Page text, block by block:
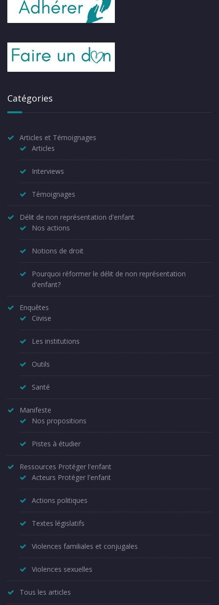
Catégories
Articles et Témoignages
Articles
Interviews
Témoignages
Délit de non représentation d'enfant
Nos actions
Notions de droit
Pourquoi réformer le délit de non représentation
d'enfant?
Enquêtes
Ciivise
Les institutions
Outils
Santé
Manifeste
Nos propositions
Pistes à étudier
Ressources Protéger l'enfant
Acteurs Protéger l'enfant
Actions politiques
Textes législatifs
Violences familiales et conjugales
Violences sexuelles
Tous les articles